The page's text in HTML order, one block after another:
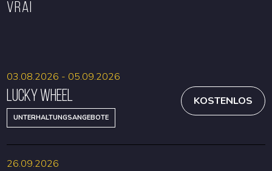
VRAI
Lucky Wheel
UNTERHALTUNGSANGEBOTE
03.08.2026 - 05.09.2026
KOSTENLOS
26.09.2026